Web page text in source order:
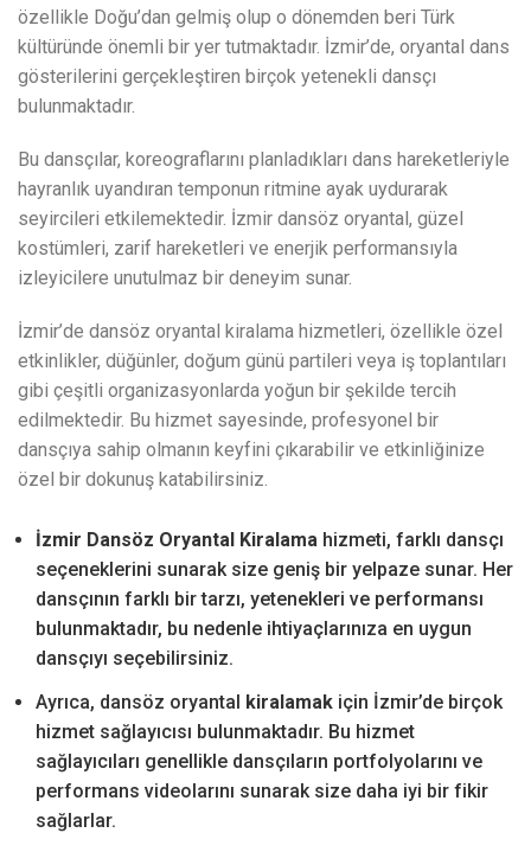
özellikle Doğu’dan gelmiş olup o dönemden beri Türk
kültüründe önemli bir yer tutmaktadır. İzmir’de, oryantal dans
gösterilerini gerçekleştiren birçok yetenekli dansçı
bulunmaktadır.
Bu dansçılar, koreograflarını planladıkları dans hareketleriyle
hayranlık uyandıran temponun ritmine ayak uydurarak
seyircileri etkilemektedir. İzmir dansöz oryantal, güzel
kostümleri, zarif hareketleri ve enerjik performansıyla
izleyicilere unutulmaz bir deneyim sunar.
İzmir’de dansöz oryantal kiralama hizmetleri, özellikle özel
etkinlikler, düğünler, doğum günü partileri veya iş toplantıları
gibi çeşitli organizasyonlarda yoğun bir şekilde tercih
edilmektedir. Bu hizmet sayesinde, profesyonel bir
dansçıya sahip olmanın keyfini çıkarabilir ve etkinliğinize
özel bir dokunuş katabilirsiniz.
İzmir Dansöz Oryantal Kiralama hizmeti, farklı dansçı
seçeneklerini sunarak size geniş bir yelpaze sunar. Her
dansçının farklı bir tarzı, yetenekleri ve performansı
bulunmaktadır, bu nedenle ihtiyaçlarınıza en uygun
dansçıyı seçebilirsiniz.
Ayrıca, dansöz oryantal kiralamak için İzmir’de birçok
hizmet sağlayıcısı bulunmaktadır. Bu hizmet
sağlayıcıları genellikle dansçıların portfolyolarını ve
performans videolarını sunarak size daha iyi bir fikir
sağlarlar.